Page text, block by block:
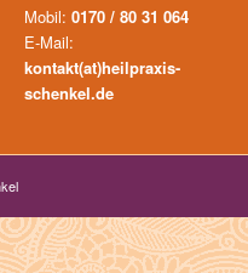
Mobil:0170 / 80 31 064
E-Mail:
kontakt(at)heilpraxis-
schenkel.de